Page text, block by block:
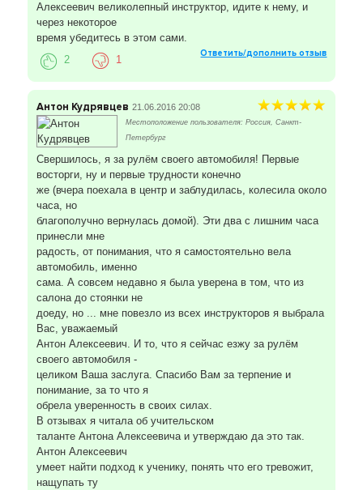
Алексеевич великолепный инструктор, идите к нему, и
через некоторое
время убедитесь в этом сами.
Ответить/дополнить отзыв
2 1
Антон Кудрявцев 21.06.2016 20:08
Местоположение пользователя: Россия, Санкт-
Петербург
Свершилось, я за рулём своего автомобиля! Первые
восторги, ну и первые трудности конечно
же (вчера поехала в центр и заблудилась, колесила около
часа, но
благополучно вернулась домой). Эти два с лишним часа
принесли мне
радость, от понимания, что я самостоятельно вела
автомобиль, именно
сама. А совсем недавно я была уверена в том, что из
салона до стоянки не
доеду, но ... мне повезло из всех инструкторов я выбрала
Вас, уважаемый
Антон Алексеевич. И то, что я сейчас езжу за рулём
своего автомобиля -
целиком Ваша заслуга. Спасибо Вам за терпение и
понимание, за то что я
обрела уверенность в своих силах.
В отзывах я читала об учительском
таланте Антона Алексеевича и утверждаю да это так.
Антон Алексеевич
умеет найти подход к ученику, понять что его тревожит,
нащупать ту